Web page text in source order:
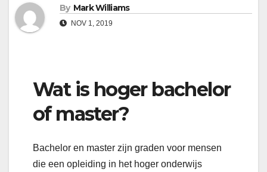
By Mark Williams
NOV 1, 2019
Wat is hoger bachelor
of master?
Bachelor en master zijn graden voor mensen
die een opleiding in het hoger onderwijs